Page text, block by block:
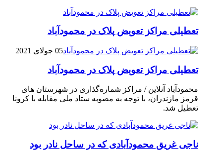
تعطیلی مراکز تعویض پلاک در محمودآباد
05 جولای 2021
تعطیلی مراکز تعویض پلاک در محمودآباد
محمودآباد آنلاین / مراکز شماره‌گذاری در شهر‌ستان های
قرمز مازندران، با توجه به مصوبه ستاد ملی مقابله با کرونا
تعطیل شد.
ناجی غریق محمودآبادی که در ساحل نادر بود